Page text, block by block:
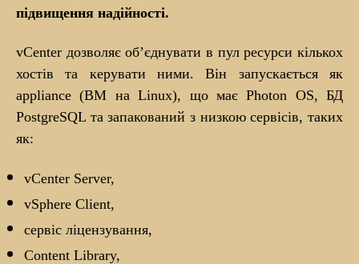
підвищення надійності.
vCenter дозволяє об’єднувати в пул ресурси кількох
хостів та керувати ними. Він запускається як
appliance (ВМ на Linux), що має Photon OS, БД
PostgreSQL та запакований з низкою сервісів, таких
як:
vCenter Server,
vSphere Client,
сервіс ліцензування,
Content Library,